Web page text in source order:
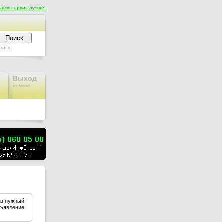
сервис лучше!
Выход
из меню
нужный